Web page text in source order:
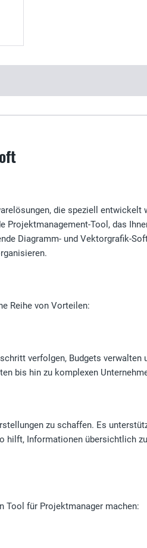
die speziell entwickelt
Tool, das
Diagramm- und Vektorgrafik-
Reihe von Vorteilen:
verfolgen, Budgets
bis hin zu komplexen
zu schaffen. Es
hilft, Informationen übersichtlich
Tool für Projektmanager machen: